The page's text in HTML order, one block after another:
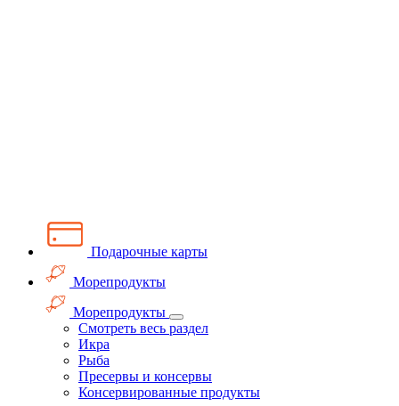
Подарочные карты
Морепродукты
Морепродукты
Смотреть весь раздел
Икра
Рыба
Пресервы и консервы
Консервированные продукты